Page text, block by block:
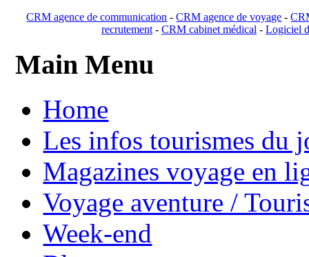
CRM agence de communication -CRM agence de voyage -
recrutement- CRM cabinet médical - Logiciel
Main Menu
Home
Les infos tourismes du
Magazines voyage en
Voyage aventure /
Week-end